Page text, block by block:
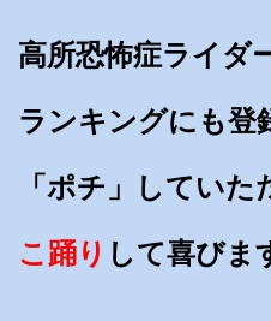
高所恐怖症ライダ
ランキングにも登
「ポチ」していた
こ踊り して喜びま